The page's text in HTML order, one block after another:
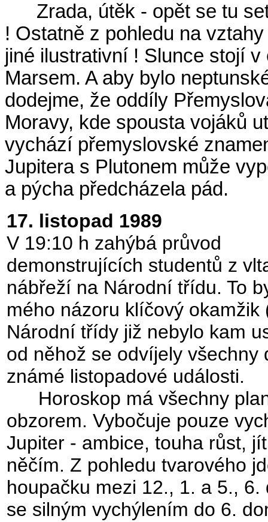
Zrada, útěk - opět se tu
! Ostatně z pohledu na
jiné ilustrativní ! Slunce stojí
Marsem. A aby bylo
dodejme, že oddíly
Moravy, kde spousta vojáků
vychází přemyslovské
Jupitera s Plutonem může
a pýcha předcházela pád.
17. listopad 1989
V 19:10 h zahýbá průvod
demonstrujících studentů z
nábřeží na Národní třídu. To
mého názoru klíčový okamžik
Národní třídy již nebylo kam
od něhož se odvíjely všechny
známé listopadové události.
Horoskop má všechny
obzorem. Vybočuje pouze
Jupiter - ambice, touha růst,
něčím. Z pohledu tvarového
houpačku mezi 12., 1. a 5., 6.
se silným vychýlením do 6.